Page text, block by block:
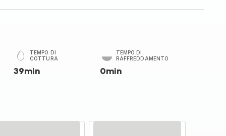
TEMPO DI
COTTURA
39min
TEMPO DI
RAFFREDDAMENTO
0min